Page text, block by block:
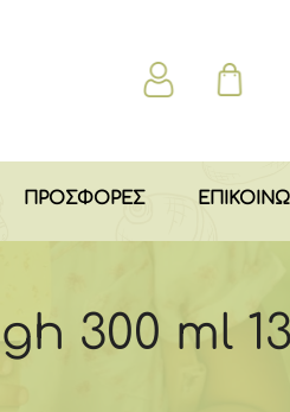
ΠΡΟΣΦΟΡΕΣ
300 ml